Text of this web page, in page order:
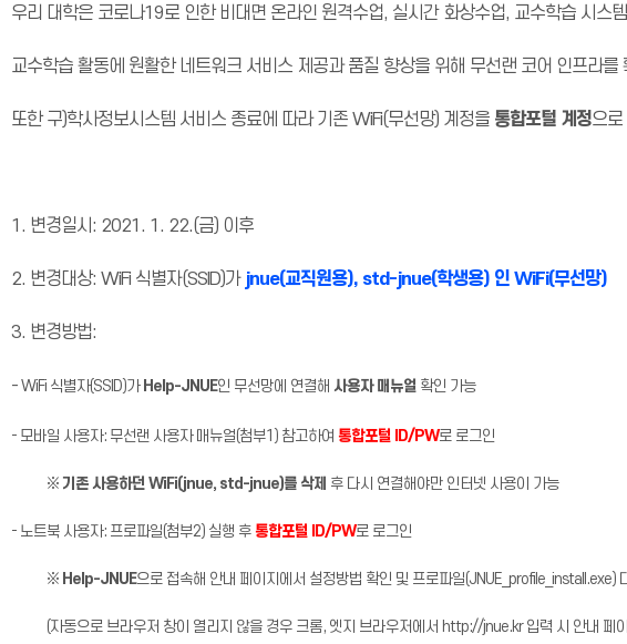
우리 대학은 코로나19로 인한 비대면 온라인 원격수업, 실시간 화상수업, 교수학습 시스
교수학습 활동에 원활한 네트워크 서비스 제공과 품질 향상을 위해 무선랜 코어 인프라를
또한 구)학사정보시스템 서비스 종료에 따라 기존 WiFi(무선망) 계정을 통합포털 계정으로
1. 변경일시: 2021. 1. 22.(금) 이후
2. 변경대상: WiFi 식별자(SSID)가 jnue(교직원용), std-jnue(학생용) 인 WiFi(무선망)
3. 변경방법:
- WiFi 식별자(SSID)가 Help-JNUE인 무선망에 연결해 사용자 매뉴얼 확인 가능
- 모바일 사용자: 무선랜 사용자 매뉴얼(첨부1) 참고하여 통합포털 ID/PW로 로그인
※ 기존 사용하던 WiFi(jnue, std-jnue)를 삭제 후 다시 연결해야만 인터넷 사용이 가능
- 노트북 사용자: 프로파일(첨부2) 실행 후 통합포털 ID/PW로 로그인
※ Help-JNUE으로 접속해 안내 페이지에서 설정방법 확인 및 프로파일(JNUE_profile_install.exe)
(자동으로 브라우저 창이 열리지 않을 경우 크롬, 엣지 브라우저에서 http://jnue.kr 입력 시 안내 페